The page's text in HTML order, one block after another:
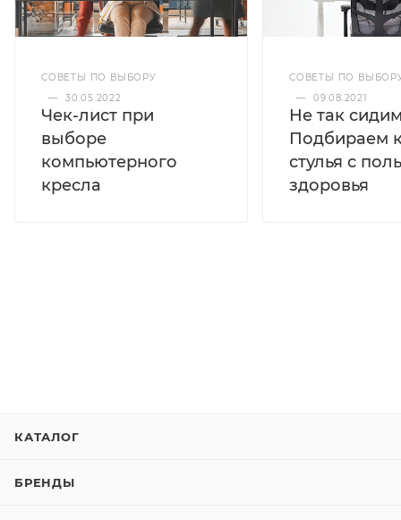
СОВЕТЫ ПО ВЫБОРУ
—
30.05.2022
Чек-лист при
выборе
компьютерного
кресла
СОВЕТЫ ПО
—
09.08.2021
Не так
Подбираем
стулья с
здоровья
КАТАЛОГ
БРЕНДЫ